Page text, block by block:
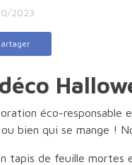
2023
éco-responsable
ou bien qui se mange !
tapis de feuille mortes